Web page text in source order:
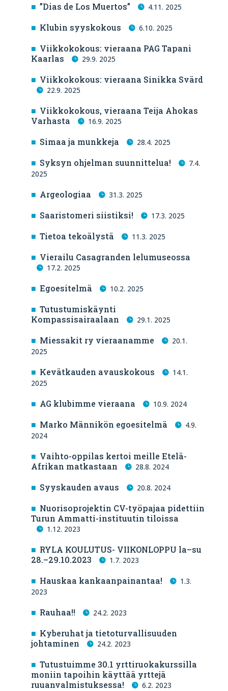
”Dias de Los Muertos” 4.11. 2025
Klubin syyskokous 6.10. 2025
Viikkokokous: vieraana PAG Tapani
Kaarlas
29.9. 2025
Viikkokokous: vieraana Sinikka Svärd
22.9. 2025
Viikkokokous, vieraana Teija Ahokas
Varhasta
16.9. 2025
Simaa ja munkkeja 28.4. 2025
Syksyn ohjelman suunnittelua!
7.4.
2025
Argeologiaa 31.3. 2025
Saaristomeri siistiksi! 17.3. 2025
Tietoa tekoälystä 11.3. 2025
Vierailu Casagranden lelumuseossa
17.2. 2025
Egoesitelmä 10.2. 2025
Tutustumiskäynti
Kompassisairaalaan
29.1. 2025
Miessakit ry vieraanamme
20.1.
2025
Kevätkauden avauskokous
14.1.
2025
AG klubimme vieraana 10.9. 2024
Marko Männikön egoesitelmä
4.9.
2024
Vaihto-oppilas kertoi meille Etelä-
Afrikan matkastaan
28.8. 2024
Syyskauden avaus 20.8. 2024
Nuorisoprojektin CV-työpajaa pidettiin
Turun Ammatti-instituutin tiloissa
1.12. 2023
RYLA KOULUTUS- VIIKONLOPPU la–su
28.–29.10.2023
1.7. 2023
Hauskaa kankaanpainantaa!
1.3.
2023
Rauhaa!! 24.2. 2023
Kyberuhat ja tietoturvallisuuden
johtaminen
24.2. 2023
Tutustuimme 30.1 yrttiruokakurssilla
moniin tapoihin käyttää yrttejä
ruuanvalmistuksessa!
6.2. 2023